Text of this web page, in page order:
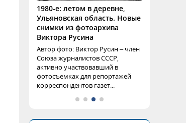
1980-е: летом в деревне,
Ульяновская область. Новые
снимки из фотоархива
Виктора Русина
Автор фото: Виктор Русин – член
Союза журналистов СССР,
активно участвовавший в
фотосъемках для репортажей
корреспондентов газет...